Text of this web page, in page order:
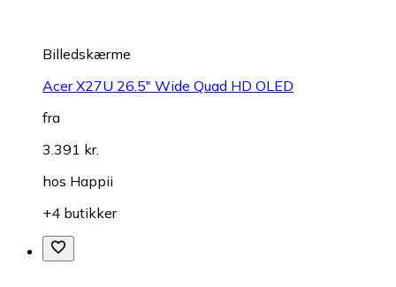
Billedskærme
Acer X27U 26.5" Wide Quad HD OLED
fra
3.391 kr.
hos Happii
+4 butikker